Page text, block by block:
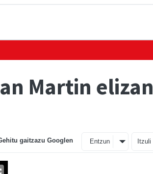
Martin elizan
gaitzazu Googlen Entzun Itzuli